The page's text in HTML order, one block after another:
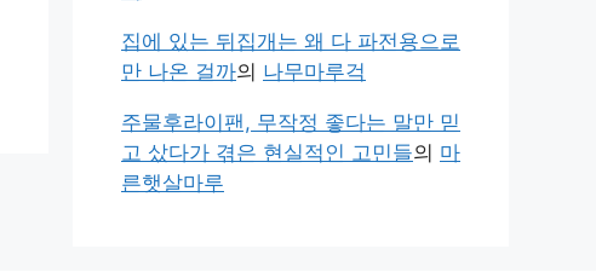
집에 있는 뒤집개는 왜 다 파전용으로
만 나온 걸까의 나무마루걱
주물후라이팬, 무작정 좋다는 말만 믿
고 샀다가 겪은 현실적인 고민들의 마
른햇살마루